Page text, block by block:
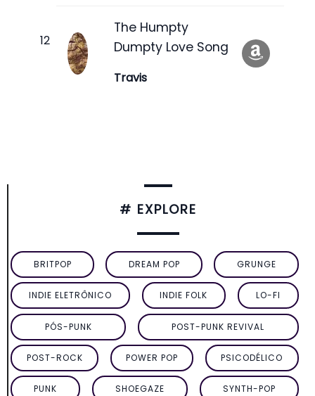
The Humpty
Dumpty Love Song
Travis
# EXPLORE
BRITPOP DREAM POP GRUNGE
INDIE ELETRÔNICO INDIE FOLK LO-FI
PÓS-PUNK POST-PUNK REVIVAL
POST-ROCK POWER POP PSICODÉLICO
PUNK SHOEGAZE SYNTH-POP